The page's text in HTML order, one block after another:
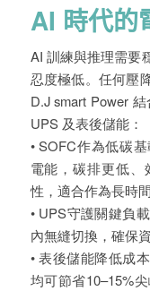
AI 時代的
AI 訓練與推理需要
忍度極低。任何壓
D.J smart Power
UPS 及表後儲能：
• SOFC作為低碳
電能，碳排更低
性，適合作為長時
• UPS守護關鍵負
內無縫切換，確保
• 表後儲能降低成
均可節省10–15%